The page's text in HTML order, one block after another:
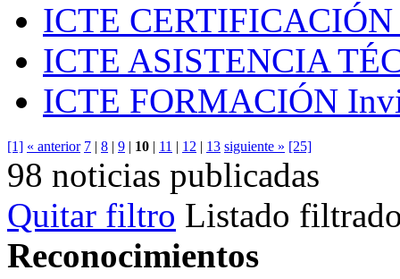
ICTE CERTIFICACIÓN
ICTE ASISTENCIA
ICTE FORMACIÓN
[1] « anterior 7 | 8 | 9 | 10 | 11 | 12 | 13 siguiente » [25]
98 noticias publicadas
Quitar filtro Listado
Reconocimientos